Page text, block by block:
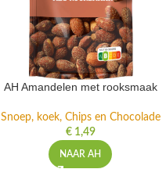
AH Amandelen met rooksmaak
Snoep, koek, Chips en Chocolade
€1,49
NAAR AH